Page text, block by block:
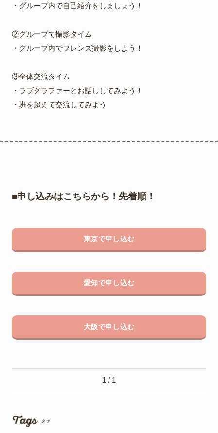
・グループ内で自己紹介をしましょう！
②グループで撮影タイム
・グループ内でフレンズ撮影をしよう！
③全体交流タイム
・ラブグラファーとお話ししてみよう！
・班を超えて交流してみよう
■申し込みはこちらから！先着順！
東京で申し込む
愛知で申し込む
大阪で申し込む
1 / 1